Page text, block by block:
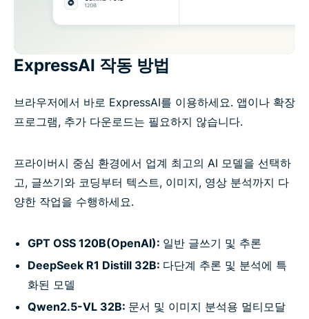
ExpressAI 작동 방법
브라우저에서 바로 ExpressAI를 이용하세요. 앱이나 확장
프로그램, 추가 다운로드는 필요하지 않습니다.
프라이버시 중심 환경에서 업계 최고의 AI 모델을 선택하
고, 글쓰기와 코딩부터 텍스트, 이미지, 영상 분석까지 다
양한 작업을 수행하세요.
GPT OSS 120B(OpenAI): 일반 글쓰기 및 추론
DeepSeek R1 Distill 32B: 다단계 추론 및 분석에 특
화된 모델
Qwen2.5-VL 32B: 문서 및 이미지 분석용 멀티모달